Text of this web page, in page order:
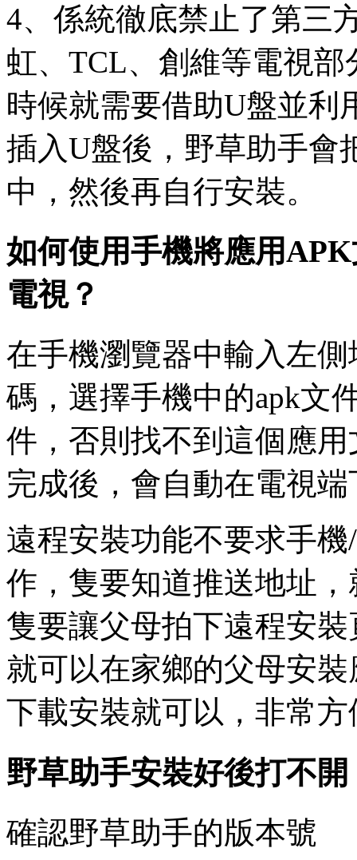
4、係統徹底禁止了第三
虹、TCL、創維等電視
時候就需要借助U盤並利
插入U盤後，野草助手會
中，然後再自行安裝。
如何使用手機將應用
電視？
在手機瀏覽器中輸入左
碼，選擇手機中的apk文
件，否則找不到這個應
完成後，會自動在電視
遠程安裝功能不要求手
作，隻要知道推送地址
隻要讓父母拍下遠程安
就可以在家鄉的父母安
下載安裝就可以，非常方
野草助手安裝好後打不
確認野草助手的版本號